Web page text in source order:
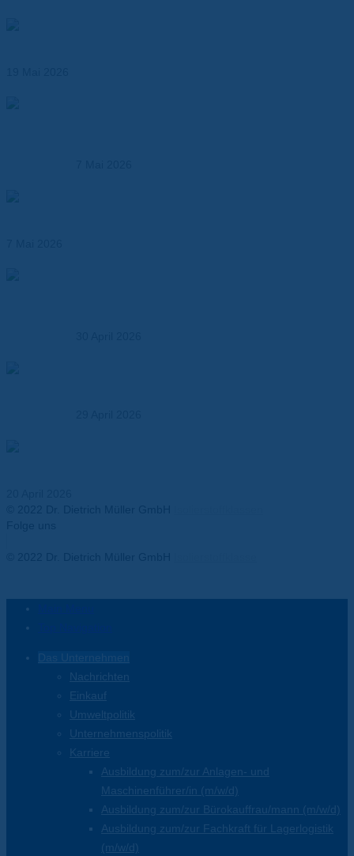
Nachrichten
Einkauf
Umweltpolitik
Unternehmenspolitik
Karriere
Ausbildung zum/zur Anlagen- und
Maschinenführer/in (m/w/d)
Ausbildung zum/zur Bürokauffrau/mann (m/w/d)
Ausbildung zum/zur Fachkraft für Lagerlogistik
(m/w/d)